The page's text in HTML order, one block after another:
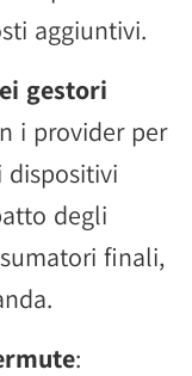
aggiuntivi.
gestori
i provider per
dispositivi
degli
finali,
: